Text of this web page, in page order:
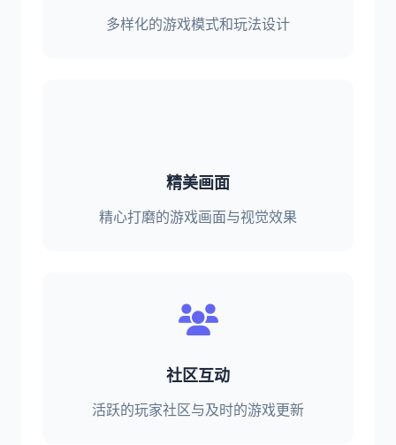
多样化的游戏模式和玩法设计
精美画面
精心打磨的游戏画面与视觉效果
社区互动
活跃的玩家社区与及时的游戏更新